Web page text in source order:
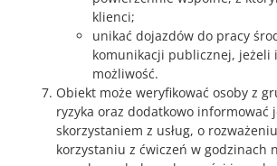
klienci;
unikać dojazdów do pracy
komunikacji publicznej, jeżeli
możliwość.
Obiekt może weryfikować osoby z
ryzyka oraz dodatkowo informować
skorzystaniem z usług, o
korzystaniu z ćwiczeń w godzinach